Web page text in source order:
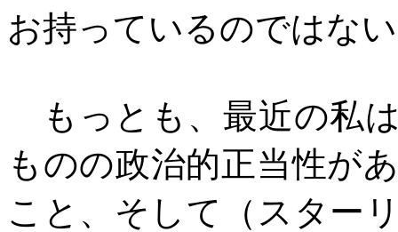
お持っているのではな
もっとも、最近の私
ものの政治的正当性が
こと、そして（スター